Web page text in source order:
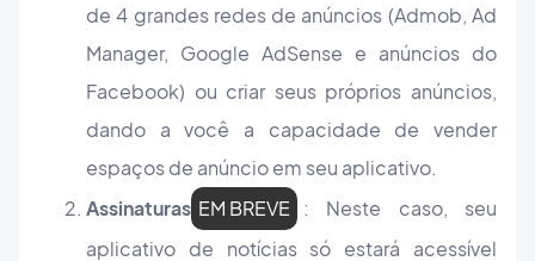
de 4 grandes redes de anúncios (Admob, Ad
Manager, Google AdSense e anúncios do
Facebook) ou criar seus próprios anúncios,
dando a você a capacidade de vender
espaços de anúncio em seu aplicativo.
Assinaturas EM BREVE
: Neste caso, seu
aplicativo de notícias só estará acessível